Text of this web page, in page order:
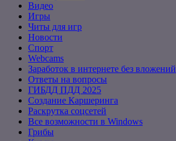
Видео
Игры
Читы для игр
Новости
Спорт
Webcams
Заработок в интернете без вложений
Ответы на вопросы
ГИБДД ПДД 2025
Создание Каршеринга
Раскрутка соцсетей
Все возможности в Windows
Грибы